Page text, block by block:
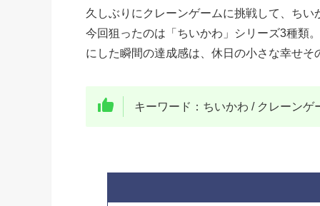
久しぶりにクレーンゲームに挑戦して、ち
今回狙ったのは「ちいかわ」シリーズ3種類
にした瞬間の達成感は、休日の小さな幸せそ
キーワード：ちいかわ / クレーン